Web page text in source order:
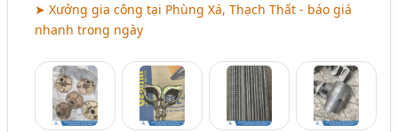
➤ Xưởng gia công tại Phùng Xá, Thạch Thất - báo giá
nhanh trong ngày